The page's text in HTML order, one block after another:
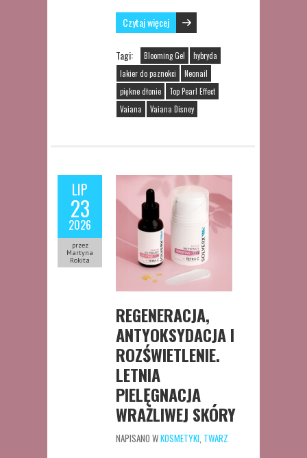
Czytaj więcej
Tagi: Blooming Gel
hybryda
lakier do paznokci
Neonail
piękne dłonie
Top Pearl Effect
Vaiana
Vaiana Disney
LIP
23
2026
przez
Martyna
Rokita
REGENERACJA,
ANTYOKSYDACJA I
ROZŚWIETLENIE.
LETNIA
PIELĘGNACJA
WRAŻLIWEJ SKÓRY
NAPISANO WKOSMETYKI TWARZ